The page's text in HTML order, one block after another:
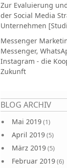
Zur Evaluierung
der Social Media
Unternehmen
Messenger
Messenger,
Instagram - die
Zukunft
BLOG ARCHIV
Mai 2019(1)
April 2019(5)
März 2019(5)
Februar 2019(6)
Seiten